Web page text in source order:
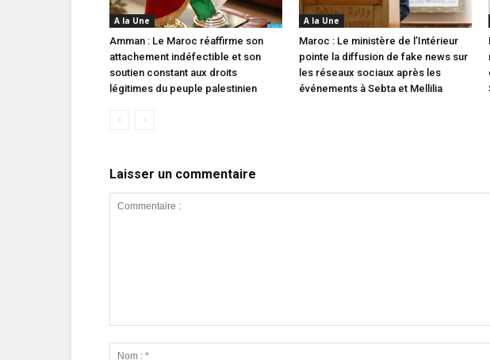
A la Une
Amman : Le Maroc réaffirme son
attachement indéfectible et son
soutien constant aux droits
légitimes du peuple palestinien
A la Une
Maroc : Le ministère de l’Intérieur
pointe la diffusion de fake news sur
les réseaux sociaux après les
événements à Sebta et Mellilia
Laisser un commentaire